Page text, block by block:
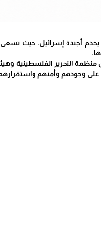
يخدم أجندة إسرائيل، حيث
منظمة التحرير
وجودهم وأمنهم